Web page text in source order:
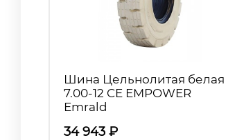
Шина Цельнолитая белая
7.00-12 CE EMPOWER
Emrald
34 943 ₽